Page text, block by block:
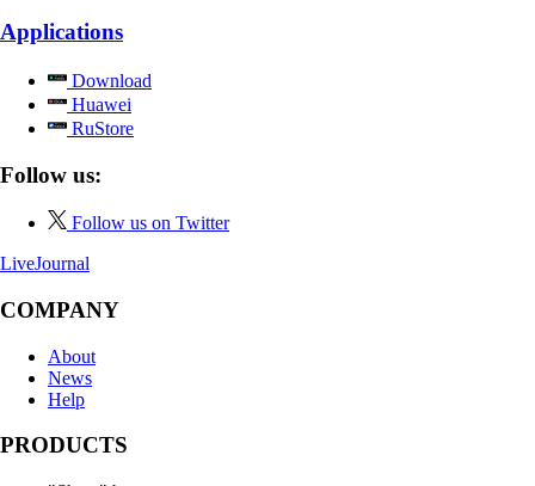
Applications
Download
Huawei
RuStore
Follow us:
Follow us on Twitter
LiveJournal
COMPANY
About
News
Help
PRODUCTS